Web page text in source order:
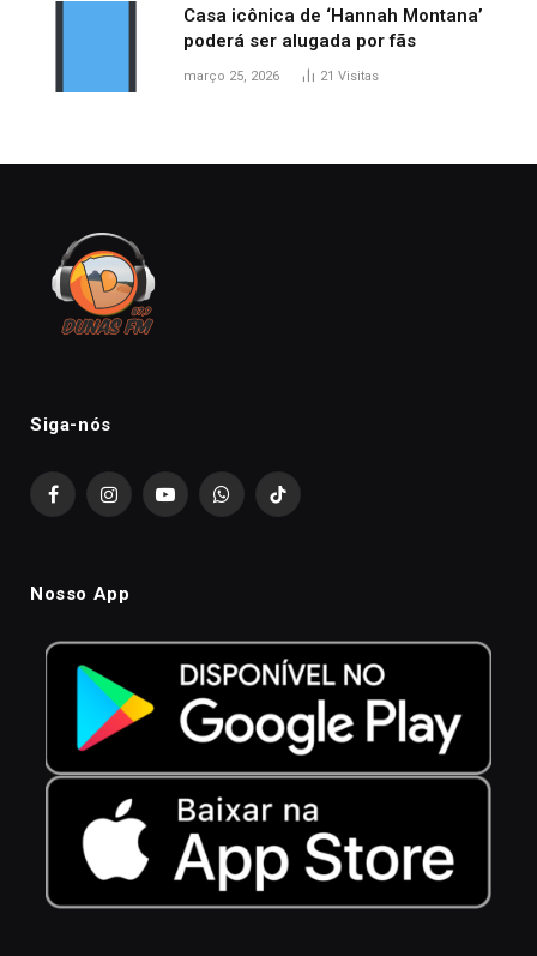
Casa icônica de ‘Hannah Montana’
poderá ser alugada por fãs
março 25, 2026 21 Visitas
Siga-nós
FacebookInstagramYouTubeWhatsAppTikTok
Nosso App